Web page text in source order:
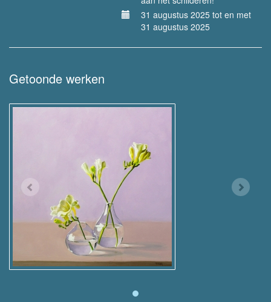
31 augustus 2025 tot en met
31 augustus 2025
Getoonde werken